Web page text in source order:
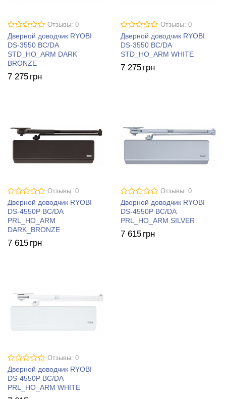
Отзывы: 0
Дверной доводчик RYOBI
DS-3550 BC/DA
STD_HO_ARM DARK
BRONZE
7 275 грн
Отзывы: 0
Дверной доводчик RYOBI
DS-3550 BC/DA
STD_HO_ARM WHITE
7 275 грн
Отзывы: 0
Дверной доводчик RYOBI
DS-4550P BC/DA
PRL_HO_ARM
DARK_BRONZE
7 615 грн
Отзывы: 0
Дверной доводчик RYOBI
DS-4550P BC/DA
PRL_HO_ARM SILVER
7 615 грн
Отзывы: 0
Дверной доводчик RYOBI
DS-4550P BC/DA
PRL_HO_ARM WHITE